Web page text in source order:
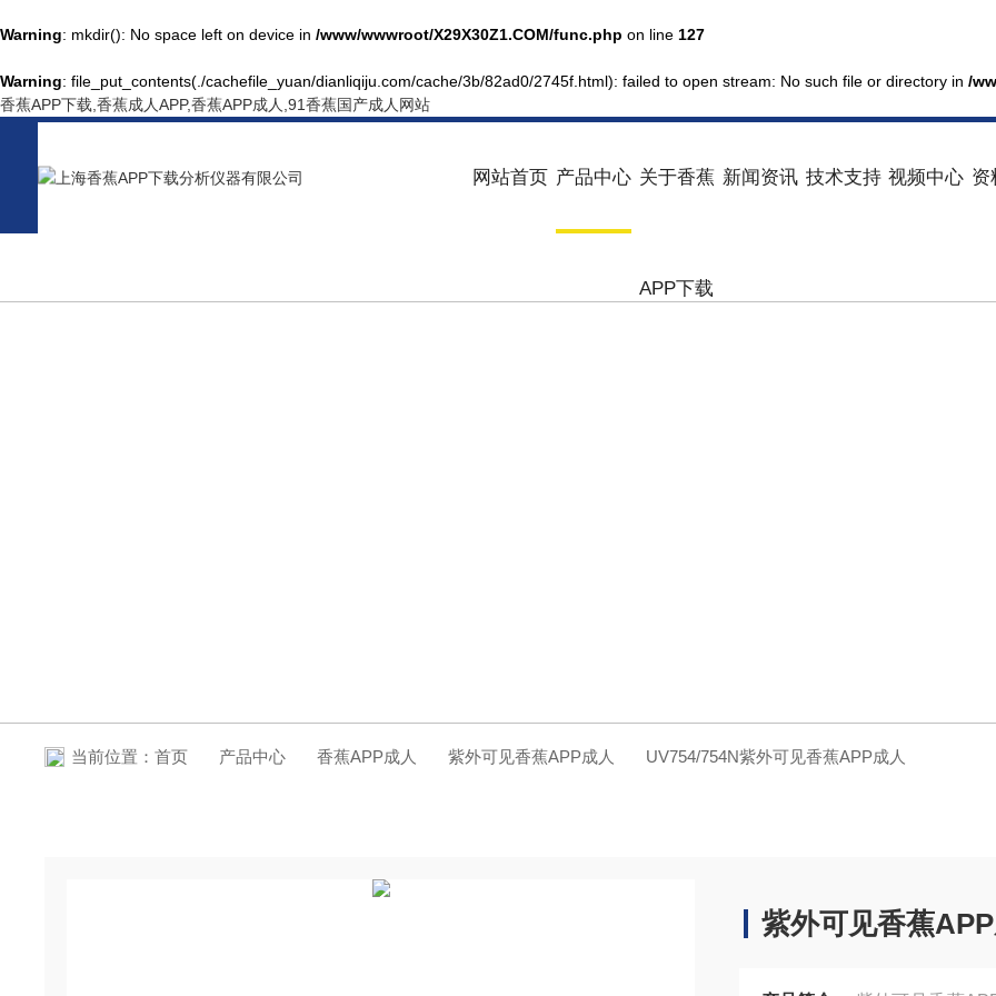
Warning: mkdir(): No space left on device in /www/wwwroot/X29X30Z1.COM/func.php on line 127
Warning: file_put_contents(./cachefile_yuan/dianliqiju.com/cache/3b/82ad0/2745f.html): failed to open stream: No such file or directory in /
香蕉APP下载,香蕉成人APP,香蕉APP成人,91香蕉国产成人网站
网站首页 产品中心 关于香蕉
APP下载
新闻资讯 技术支持 视频中心 资
当前位置：首页 产品中心 香蕉APP成人 紫外可见香蕉APP成人 UV754/754N紫外可见香蕉APP成人
紫外可见香蕉